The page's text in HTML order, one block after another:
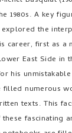
explored the
career, first as a
East Side in
his
filled numerous
texts. This
fascinating
notebooks are
paintings and